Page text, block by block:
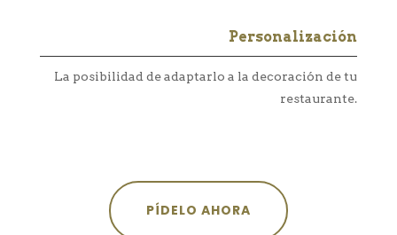
Personalización
La posibilidad de adaptarlo a la decoración de tu
restaurante.
PÍDELO AHORA